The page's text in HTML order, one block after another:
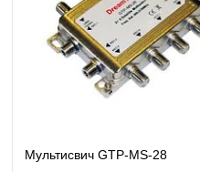
В избранное Под
Мультисвич GTP-MS-28